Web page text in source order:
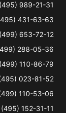
989-21-31
431-63-63
653-72-12
288-05-36
110-86-79
023-81-52
110-53-06
152-31-11